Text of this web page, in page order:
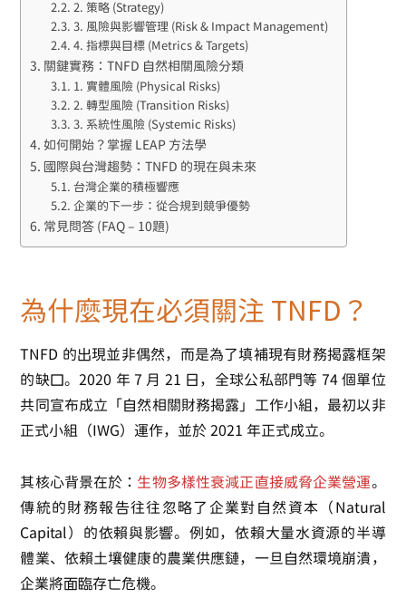
2. 策略 (Strategy)
3. 風險與影響管理 (Risk & Impact Management)
4. 指標與目標 (Metrics & Targets)
關鍵實務：TNFD 自然相關風險分類
1. 實體風險 (Physical Risks)
2. 轉型風險 (Transition Risks)
3. 系統性風險 (Systemic Risks)
如何開始？掌握 LEAP 方法學
國際與台灣趨勢：TNFD 的現在與未來
台灣企業的積極響應
企業的下一步：從合規到競爭優勢
常見問答 (FAQ – 10題)
為什麼現在必須關注 TNFD？
TNFD 的出現並非偶然，而是為了填補現有財務揭露框架
的缺口。2020 年 7 月 21 日，全球公私部門等 74 個單位
共同宣布成立「自然相關財務揭露」工作小組，最初以非
正式小組（IWG）運作，並於 2021 年正式成立。
其核心背景在於： 生物多樣性衰減正直接威脅企業營運。
傳統的財務報告往往忽略了企業對自然資本（Natural
Capital）的依賴與影響。例如，依賴大量水資源的半導
體業、依賴土壤健康的農業供應鏈，一旦自然環境崩潰，
企業將面臨存亡危機。